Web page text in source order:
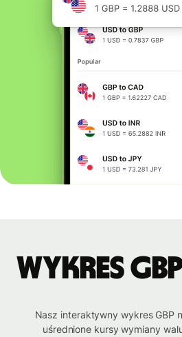
Wykres
Nasz interaktywny wykres GBP
uśrednione kursy wymiany